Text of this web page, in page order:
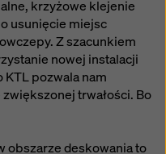
krzyżowe klejenie
usunięcie miejsc
Z szacunkiem
nowej instalacji
pozwala nam
trwałości. Bo
obszarze deskowania to
tej witryny.
plików cookie
prywatności
plików cookie
cookie).